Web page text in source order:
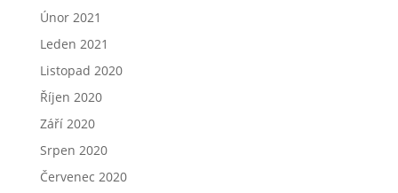
Únor 2021
Leden 2021
Listopad 2020
Říjen 2020
Září 2020
Srpen 2020
Červenec 2020